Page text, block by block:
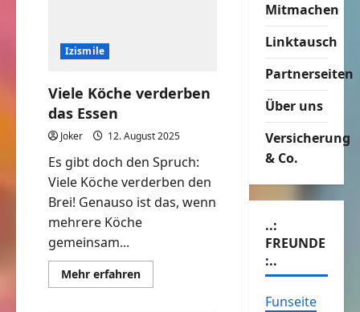
Izismile
Viele Köche verderben
das Essen
Joker 12. August 2025
Es gibt doch den Spruch:
Viele Köche verderben den
Brei! Genauso ist das, wenn
mehrere Köche
gemeinsam...
Mehr erfahrenMehr
Informationen
Mitmachen
Linktausch
Partnerseiten
Über uns
Versicherung
& Co.
..:
FREUNDE
:..
Funseite